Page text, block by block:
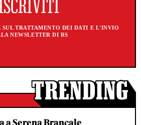
SUL TRATTAMENTO DEI DATI E L'INVIO
NEWSLETTER DI RS